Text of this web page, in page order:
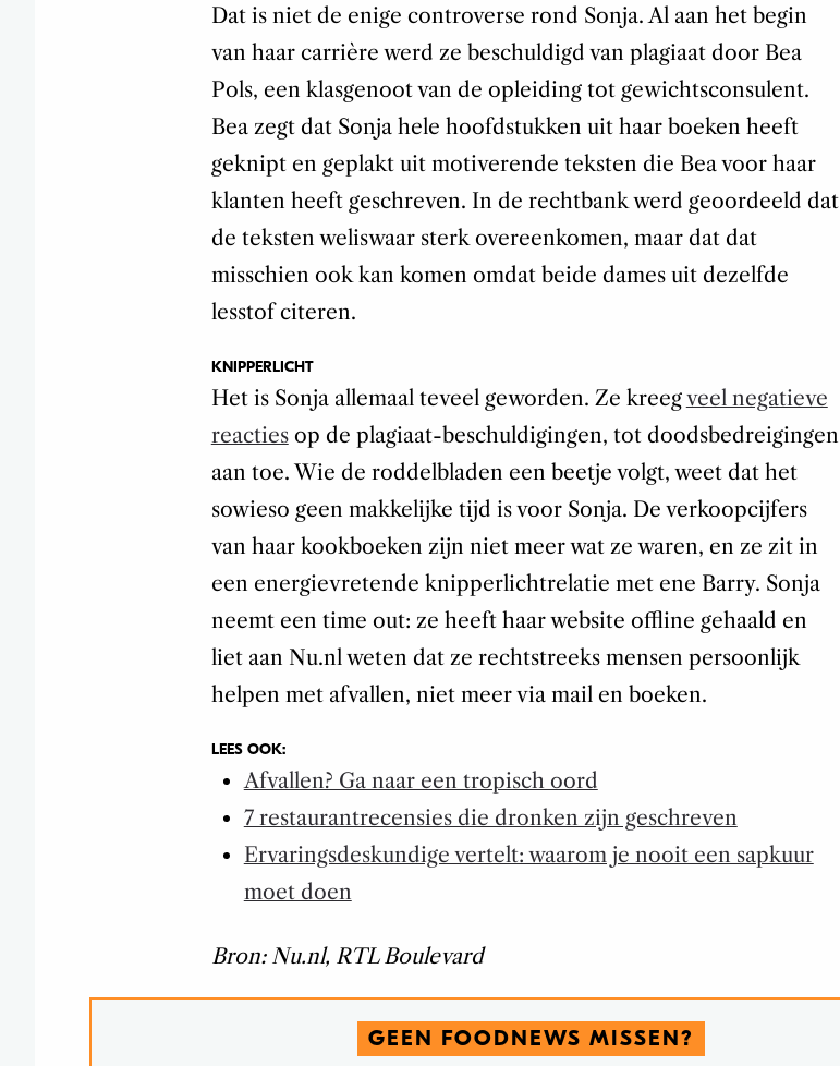
Dat is niet de enige controverse rond Sonja. Al aan het begin
van haar carrière werd ze beschuldigd van plagiaat door Bea
Pols, een klasgenoot van de opleiding tot gewichtsconsulent.
Bea zegt dat Sonja hele hoofdstukken uit haar boeken heeft
geknipt en geplakt uit motiverende teksten die Bea voor haar
klanten heeft geschreven. In de rechtbank werd geoordeeld dat
de teksten weliswaar sterk overeenkomen, maar dat dat
misschien ook kan komen omdat beide dames uit dezelfde
lesstof citeren.
KNIPPERLICHT
Het is Sonja allemaal teveel geworden. Ze kreegveel negatieve
reactiesop de plagiaat-beschuldigingen, tot doodsbedreigingen
aan toe. Wie de roddelbladen een beetje volgt, weet dat het
sowieso geen makkelijke tijd is voor Sonja. De verkoopcijfers
van haar kookboeken zijn niet meer wat ze waren, en ze zit in
een energievretende knipperlichtrelatie met ene Barry. Sonja
neemt een time out: ze heeft haar website offline gehaald en
liet aan Nu.nl weten dat ze rechtstreeks mensen persoonlijk
helpen met afvallen, niet meer via mail en boeken.
LEES OOK:
Afvallen? Ga naar een tropisch oord
7 restaurantrecensies die dronken zijn geschreven
Ervaringsdeskundige vertelt: waarom je nooit een sapkuur
moet doen
Bron: Nu.nl, RTL Boulevard
GEEN FOODNEWS MISSEN?